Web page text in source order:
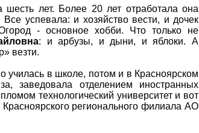
лет. Более 20 лет отработала она
успевала: и хозяйство вести, и дочек
- основное хобби. Что только не
: и арбузы, и дыни, и яблоки. А
везти.
училась в школе, потом и в Красноярском
заведовала отделением иностранных
технологический университет и вот
регионального филиала АО